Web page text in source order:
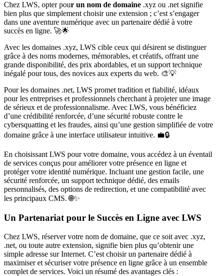
Chez LWS, opter pour un nom de domaine .xyz ou .net signifie
bien plus que simplement choisir une extension ; c’est s’engager
dans une aventure numérique avec un partenaire dédié à votre
succès en ligne. 🚀🌟
Avec les domaines .xyz, LWS cible ceux qui désirent se distinguer
grâce à des noms modernes, mémorables, et créatifs, offrant une
grande disponibilité, des prix abordables, et un support technique
inégalé pour tous, des novices aux experts du web. 🎨💡
Pour les domaines .net, LWS promet tradition et fiabilité, idéaux
pour les entreprises et professionnels cherchant à projeter une image
de sérieux et de professionnalisme. Avec LWS, vous bénéficiez
d’une crédibilité renforcée, d’une sécurité robuste contre le
cybersquatting et les fraudes, ainsi qu’une gestion simplifiée de votre
domaine grâce à une interface utilisateur intuitive. 💼🔒
En choisissant LWS pour votre domaine, vous accédez à un éventail
de services conçus pour améliorer votre présence en ligne et
protéger votre identité numérique. Incluant une gestion facile, une
sécurité renforcée, un support technique dédié, des emails
personnalisés, des options de redirection, et une compatibilité avec
les principaux CMS. 🌐✨
Un Partenariat pour le Succès en Ligne avec LWS
Chez LWS, réserver votre nom de domaine, que ce soit avec .xyz,
.net, ou toute autre extension, signifie bien plus qu’obtenir une
simple adresse sur Internet. C’est choisir un partenaire dédié à
maximiser et sécuriser votre présence en ligne grâce à un ensemble
complet de services. Voici un résumé des avantages clés :